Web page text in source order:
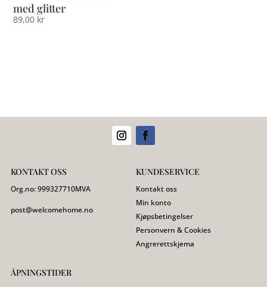
med glitter
89,00 kr
KONTAKT OSS
Org.no:999327710MVA
post@welcomehome.no
KUNDESERVICE
Kontakt oss
Min konto
Kjøpsbetingelser
Personvern & Cookies
Angrerettskjema
ÅPNINGSTIDER